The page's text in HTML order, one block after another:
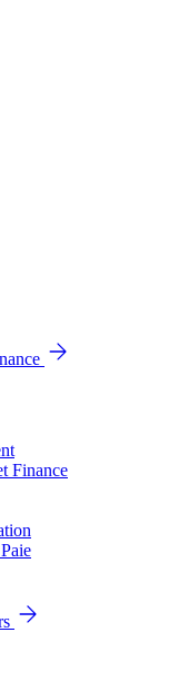
Finance